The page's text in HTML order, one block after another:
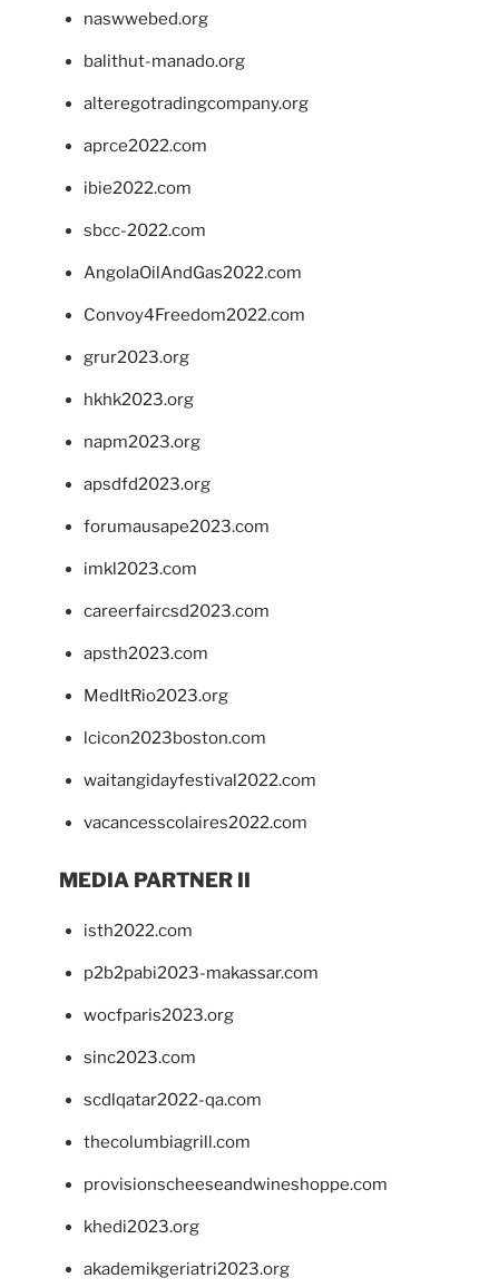
naswwebed.org
balithut-manado.org
alteregotradingcompany.org
aprce2022.com
ibie2022.com
sbcc-2022.com
AngolaOilAndGas2022.com
Convoy4Freedom2022.com
grur2023.org
hkhk2023.org
napm2023.org
apsdfd2023.org
forumausape2023.com
imkl2023.com
careerfaircsd2023.com
apsth2023.com
MedItRio2023.org
lcicon2023boston.com
waitangidayfestival2022.com
vacancesscolaires2022.com
MEDIA PARTNER II
isth2022.com
p2b2pabi2023-makassar.com
wocfparis2023.org
sinc2023.com
scdlqatar2022-qa.com
thecolumbiagrill.com
provisionscheeseandwineshoppe.com
khedi2023.org
akademikgeriatri2023.org